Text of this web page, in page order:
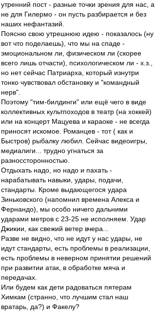
утренний пост - разные точки зрения для нас, а
не для Гилермо - он пусть разбирается и без
наших нефантазий.
Поясню свою утрешнюю идею - показалось (ну
вот что поделаешь), что мы на спаде -
эмоциональном ли, физическом ли (скорее
всего лишь отчасти), психологическом ли - х.з.,
но нет сейчас Патриарха, который изнутри
тонко чувствовал обстановку и "командный
нерв".
Поэтому "тим-билдинги" или ещё чего в виде
коллективных культпоходов в театр (на хоккей)
или на концерт Мацуева и караоке - не всегда
приносят искомое. Романцев - тот ( как и
Быстров) рыбалку любил. Сейчас видеоигры,
медиалиги... трудно угнаться за
разноссторонностью.
Отдыхать надо, но надо и пахать -
нарабатывать навыки, удары, подачи,
стандарты. Кроме выдающегося удара
Зиньковского (напомнил времена Алекса и
Фернандо), мы особо ничего дальними
ударами метров с 23-25 не исполняем. Удар
Джикии, как свежий ветер вчера...
Разве не видно, что не идут у нас удары, не
идут стандарты, есть проблемы в реализации,
есть проблемы в неверном принятии решений
при развитии атак, в обработке мяча и
передачах.
Или будем как дети радоваться пятерам
Химкам (странно, что лучшим стал наш
вратарь, да?) и Факелу?